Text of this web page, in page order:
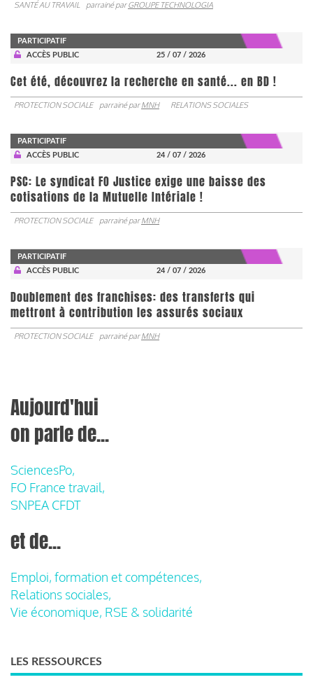
SANTÉ AU TRAVAIL parrainé parGROUPE TECHNOLOGIA
PARTICIPATIF
ACCÈS PUBLIC
25 / 07 / 2026
Cet été, découvrez la recherche en santé... en BD !
PROTECTION SOCIALE parrainé parMNH RELATIONS SOCIALES
PARTICIPATIF
ACCÈS PUBLIC
24 / 07 / 2026
PSC: Le syndicat FO Justice exige une baisse des
cotisations de la Mutuelle Intériale !
PROTECTION SOCIALE parrainé parMNH
PARTICIPATIF
ACCÈS PUBLIC
24 / 07 / 2026
Doublement des franchises: des transferts qui
mettront à contribution les assurés sociaux
PROTECTION SOCIALE parrainé parMNH
Aujourd'hui
on parle de...
SciencesPo,
FO France travail,
SNPEA CFDT
et de...
Emploi, formation et compétences,
Relations sociales,
Vie économique, RSE & solidarité
LES RESSOURCES